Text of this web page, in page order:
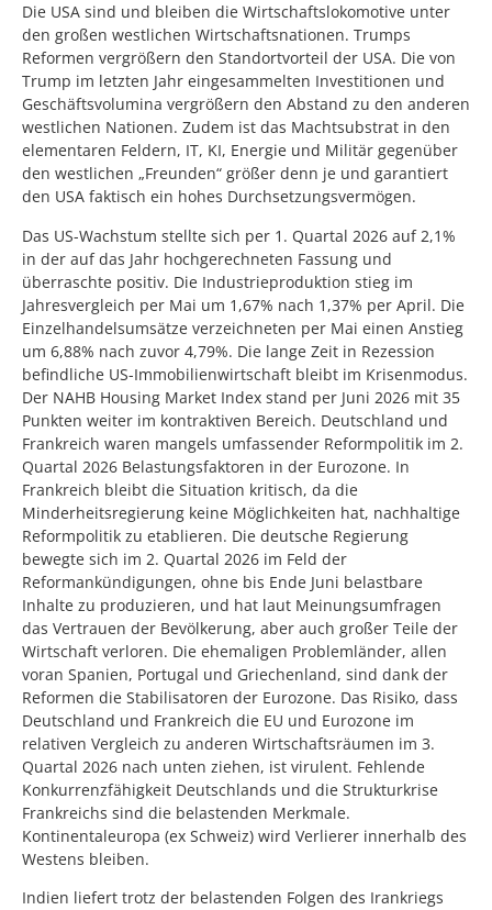
Die USA sind und bleiben die Wirtschaftslokomotive unter
den großen westlichen Wirtschaftsnationen. Trumps
Reformen vergrößern den Standortvorteil der USA. Die von
Trump im letzten Jahr eingesammelten Investitionen und
Geschäftsvolumina vergrößern den Abstand zu den anderen
westlichen Nationen. Zudem ist das Machtsubstrat in den
elementaren Feldern, IT, KI, Energie und Militär gegenüber
den westlichen „Freunden“ größer denn je und garantiert
den USA faktisch ein hohes Durchsetzungsvermögen.
Das US-Wachstum stellte sich per 1. Quartal 2026 auf 2,1%
in der auf das Jahr hochgerechneten Fassung und
überraschte positiv. Die Industrieproduktion stieg im
Jahresvergleich per Mai um 1,67% nach 1,37% per April. Die
Einzelhandelsumsätze verzeichneten per Mai einen Anstieg
um 6,88% nach zuvor 4,79%. Die lange Zeit in Rezession
befindliche US-Immobilienwirtschaft bleibt im Krisenmodus.
Der NAHB Housing Market Index stand per Juni 2026 mit 35
Punkten weiter im kontraktiven Bereich. Deutschland und
Frankreich waren mangels umfassender Reformpolitik im 2.
Quartal 2026 Belastungsfaktoren in der Eurozone. In
Frankreich bleibt die Situation kritisch, da die
Minderheitsregierung keine Möglichkeiten hat, nachhaltige
Reformpolitik zu etablieren. Die deutsche Regierung
bewegte sich im 2. Quartal 2026 im Feld der
Reformankündigungen, ohne bis Ende Juni belastbare
Inhalte zu produzieren, und hat laut Meinungsumfragen
das Vertrauen der Bevölkerung, aber auch großer Teile der
Wirtschaft verloren. Die ehemaligen Problemländer, allen
voran Spanien, Portugal und Griechenland, sind dank der
Reformen die Stabilisatoren der Eurozone. Das Risiko, dass
Deutschland und Frankreich die EU und Eurozone im
relativen Vergleich zu anderen Wirtschaftsräumen im 3.
Quartal 2026 nach unten ziehen, ist virulent. Fehlende
Konkurrenzfähigkeit Deutschlands und die Strukturkrise
Frankreichs sind die belastenden Merkmale.
Kontinentaleuropa (ex Schweiz) wird Verlierer innerhalb des
Westens bleiben.
Indien liefert trotz der belastenden Folgen des Irankriegs